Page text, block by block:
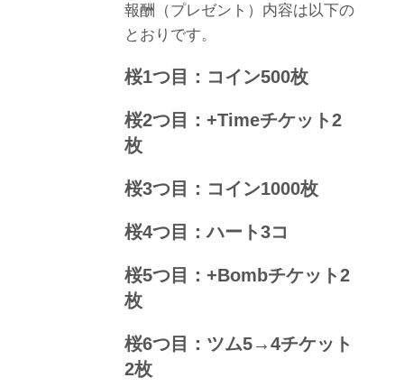
報酬（プレゼント）内容は以下の
とおりです。
桜1つ目：コイン500枚
桜2つ目：+Timeチケット2
枚
桜3つ目：コイン1000枚
桜4つ目：ハート3コ
桜5つ目：+Bombチケット2
枚
桜6つ目：ツム5→4チケット
2枚